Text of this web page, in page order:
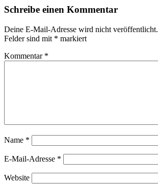
Schreibe einen Kommentar
Deine E-Mail-Adresse wird nicht veröffentlicht.
Felder sind mit * markiert
Kommentar *
Name *
E-Mail-Adresse *
Website